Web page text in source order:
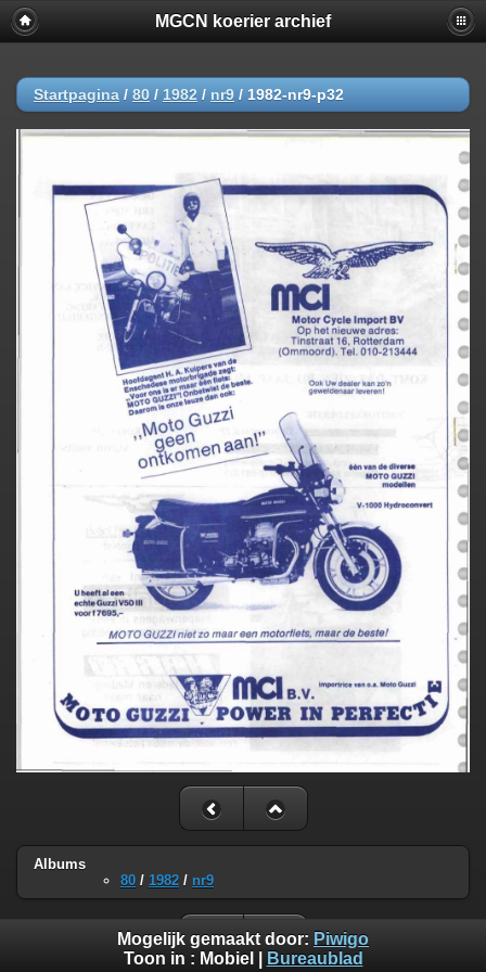
MGCN koerier archief
Startpagina / 80 / 1982 / nr9 / 1982-nr9-p32
Albums
80 / 1982 / nr9
Mogelijk gemaakt door: Piwigo
Toon in : Mobiel Bureaublad